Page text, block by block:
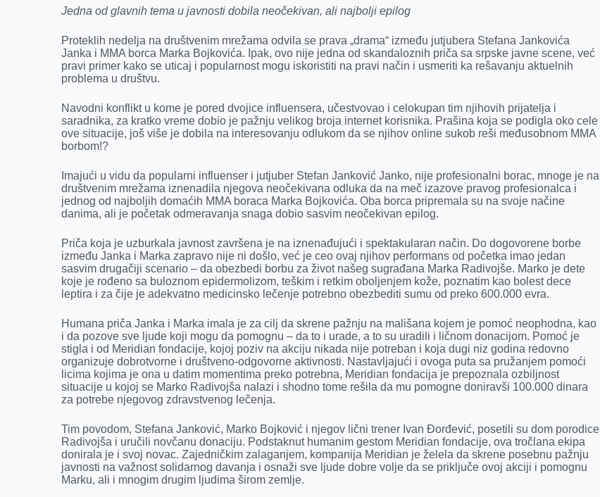
o
o
k
n
g
e
r
d
I
n
A
p
p
Jedna od glavnih tema u javnosti dobila neočekivan, ali najbolji epilog
Proteklih nedelja na društvenim mrežama odvila se prava „drama“ između jutjubera Stefana Jankovića
Janka i MMA borca Marka Bojkovića. Ipak, ovo nije jedna od skandaloznih priča sa srpske javne scene, već
pravi primer kako se uticaj i popularnost mogu iskoristiti na pravi način i usmeriti ka rešavanju aktuelnih
problema u društvu.
Navodni konflikt u kome je pored dvojice influensera, učestvovao i celokupan tim njihovih prijatelja i
saradnika, za kratko vreme dobio je pažnju velikog broja internet korisnika. Prašina koja se podigla oko cele
ove situacije, još više je dobila na interesovanju odlukom da se njihov online sukob reši međusobnom MMA
borbom!?
Imajući u vidu da popularni influenser i jutjuber Stefan Janković Janko, nije profesionalni borac, mnoge je na
društvenim mrežama iznenadila njegova neočekivana odluka da na meč izazove pravog profesionalca i
jednog od najboljih domaćih MMA boraca Marka Bojkovića. Oba borca pripremala su na svoje načine
danima, ali je početak odmeravanja snaga dobio sasvim neočekivan epilog.
Priča koja je uzburkala javnost završena je na iznenađujući i spektakularan način. Do dogovorene borbe
između Janka i Marka zapravo nije ni došlo, već je ceo ovaj njihov performans od početka imao jedan
sasvim drugačiji scenario – da obezbedi borbu za život našeg sugrađana Marka Radivojše. Marko je dete
koje je rođeno sa buloznom epidermolizom, teškim i retkim oboljenjem kože, poznatim kao bolest dece
leptira i za čije je adekvatno medicinsko lečenje potrebno obezbediti sumu od preko 600.000 evra.
Humana priča Janka i Marka imala je za cilj da skrene pažnju na mališana kojem je pomoć neophodna, kao
i da pozove sve ljude koji mogu da pomognu – da to i urade, a to su uradili i ličnom donacijom. Pomoć je
stigla i od Meridian fondacije, kojoj poziv na akciju nikada nije potreban i koja dugi niz godina redovno
organizuje dobrotvorne i društveno-odgovorne aktivnosti. Nastavljajući i ovoga puta sa pružanjem pomoći
licima kojima je ona u datim momentima preko potrebna, Meridian fondacija je prepoznala ozbiljnost
situacije u kojoj se Marko Radivojša nalazi i shodno tome rešila da mu pomogne doniravši 100.000 dinara
za potrebe njegovog zdravstvenog lečenja.
Tim povodom, Stefana Janković, Marko Bojković i njegov lični trener Ivan Đorđević, posetili su dom porodice
Radivojša i uručili novčanu donaciju. Podstaknut humanim gestom Meridian fondacije, ova tročlana ekipa
donirala je i svoj novac. Zajedničkim zalaganjem, kompanija Meridian je želela da skrene posebnu pažnju
javnosti na važnost solidarnog davanja i osnaži sve ljude dobre volje da se priključe ovoj akciji i pomognu
Marku, ali i mnogim drugim ljudima širom zemlje.